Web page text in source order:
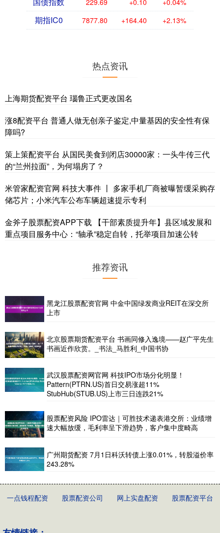
期指IC0 7877.80 +164.40 +2.13%
热点资讯
上海期货配资平台 瑙鲁正式更改国名
涨8配资平台 普通人做无创亲子鉴定,中量基因的安全性有保
障吗?
策上策配资平台 从国民美食到闭店30000家：一头牛传三代
的“兰州拉面”，为何塌房了？
米管家配资官网 科技大事件 丨 多家手机厂商被曝暂缓采购存
储芯片；小米汽车公布车辆超速提示专利
金斧子股票配资APP下载 【干部素质提升年】县区域发展和
重点项目服务中心：“轴承”稳定自转，托举项目加速公转
推荐资讯
黑龙江股票配资官网 中金中国绿发商业REIT在深交所
上市
北京股票期货配资平台 书画同修入逸境——赵广平先生
书画近作欣赏。_书法_马胜利_中国书协
武汉股票配资网官网 科技IPO市场分化明显！
Pattern(PTRN.US)首日交易涨超11%
StubHub(STUB.US)上市三日连跌21%
股票配资风险 IPO雷达｜可胜技术递表港交所：业绩增
速大幅放缓，毛利率呈下滑趋势，客户集中度畸高
广州期货配资 7月1日科沃转债上涨0.01%，转股溢价率
243.28%
一点钱程配资 股票配资公司 网上实盘配资 股票配资平台